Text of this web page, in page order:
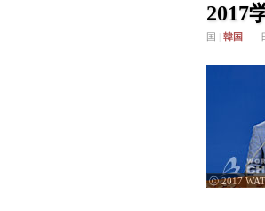
2017
国 韓国
ⓒ 2017